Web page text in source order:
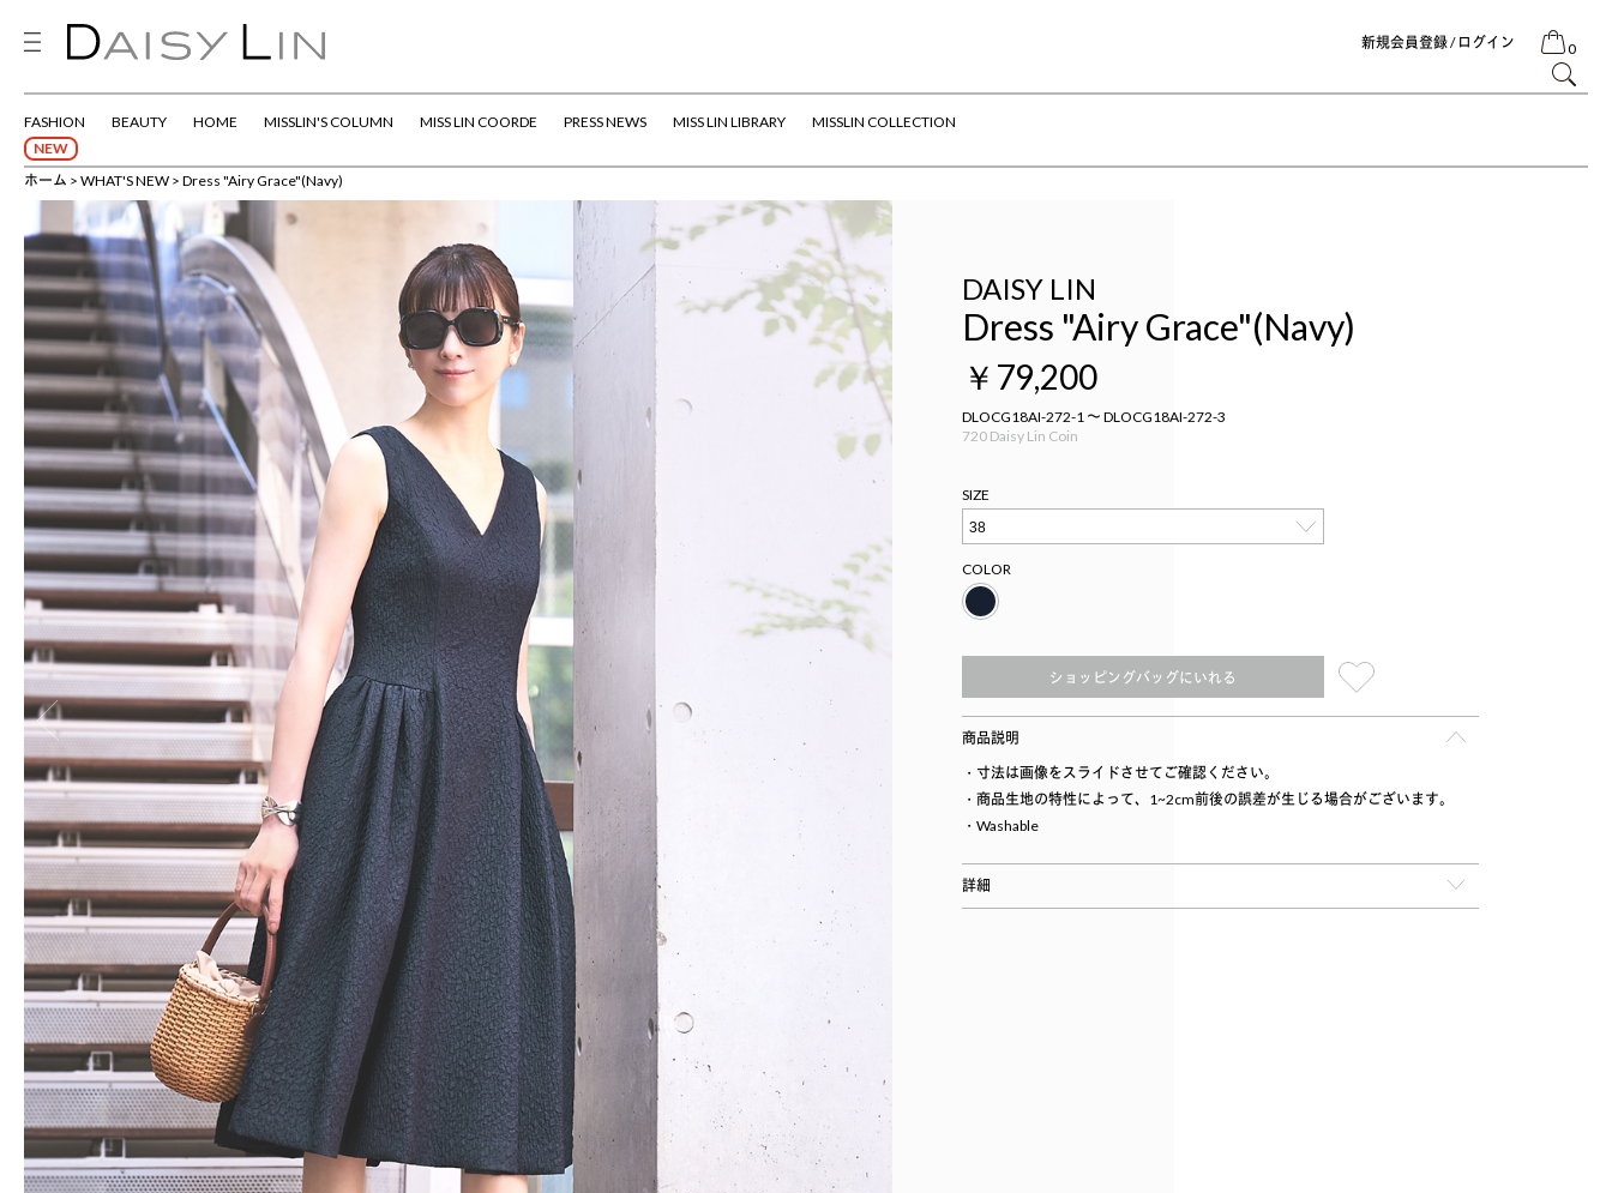
新規会員登録 / ログイン 0
FASHION
NEW
BEAUTY HOME MISSLIN'S COLUMN MISS LIN COORDE PRESS NEWS MISS LIN LIBRARY MISSLIN COLLECTION
ホーム WHAT'S NEW Dress "Airy Grace"(Navy)
DAISY LIN
Dress "Airy Grace"(Navy)
￥79,200
DLOCG18AI-272-1 ～ DLOCG18AI-272-3
720 Daisy Lin Coin
SIZE
COLOR
ショッピングバッグにいれる
商品説明
・寸法は画像をスライドさせてご確認ください。
・商品生地の特性によって、1~2cm前後の誤差が生じる場合がございます。
・Washable
詳細